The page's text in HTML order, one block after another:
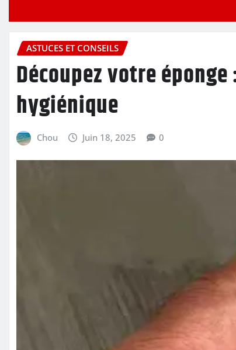
ASTUCES ET CONSEILS
Découpez votre
hygiénique
Chou Juin 18, 2025 0